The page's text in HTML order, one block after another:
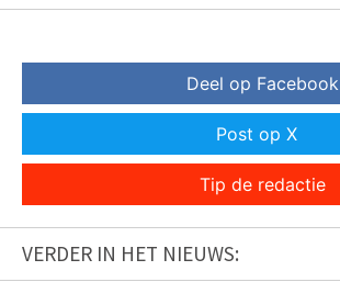
Deel op Facebook
Post op X
Tip de redactie
VERDER IN HET NIEUWS: